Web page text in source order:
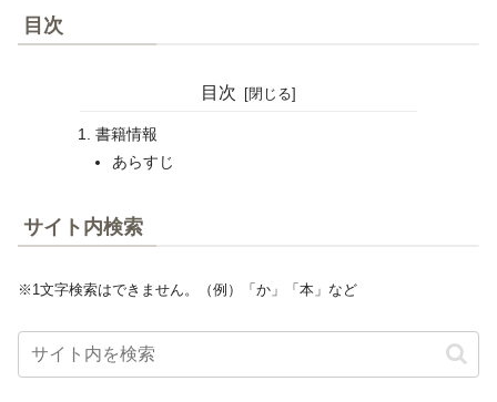
目次
目次
書籍情報
あらすじ
サイト内検索
※1文字検索はできません。（例）「か」「本」など